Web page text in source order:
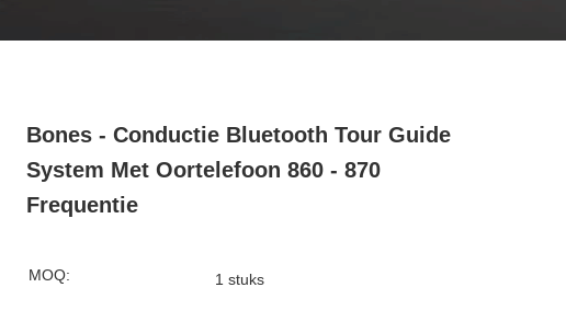
Bones - Conductie Bluetooth Tour Guide
System Met Oortelefoon 860 - 870
Frequentie
MOQ: 1 stuks